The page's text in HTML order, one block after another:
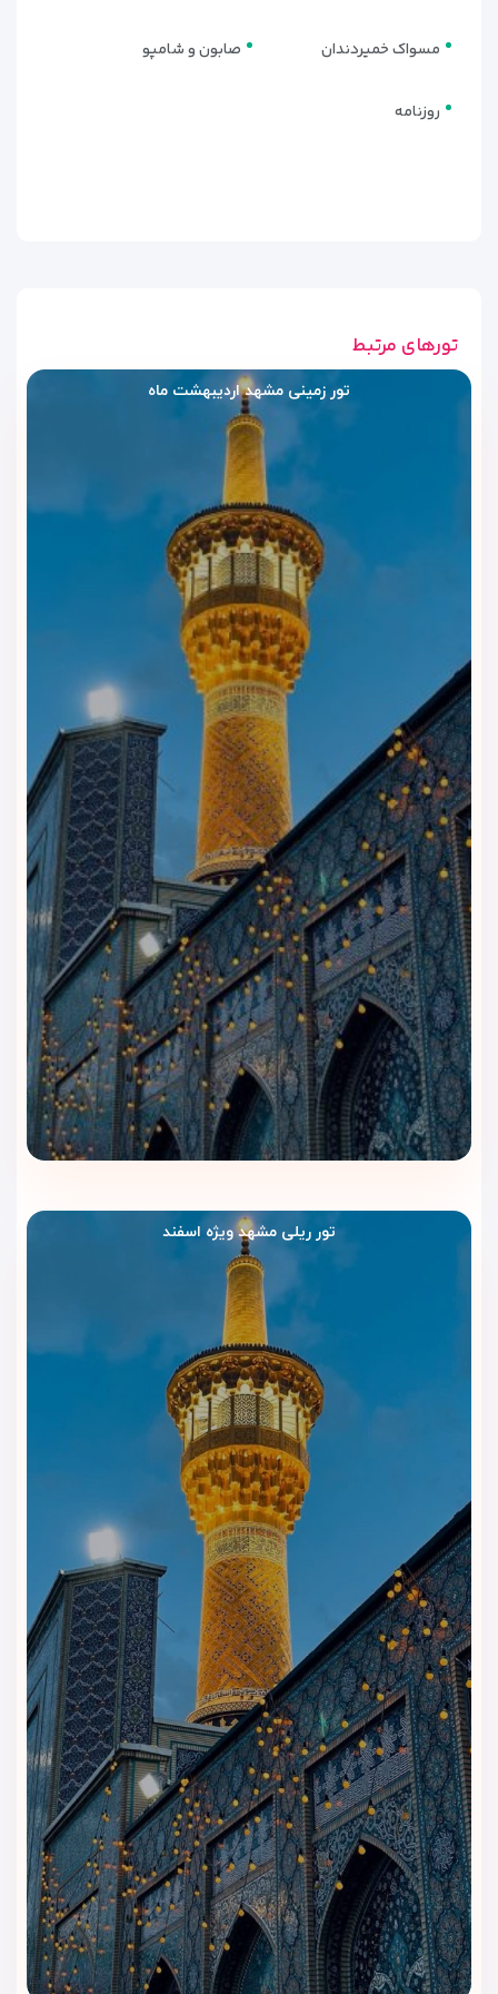
کافی‌شاپ هتل نیلی
در کنار رستوران، کافی‌شاپ کوچکی نیز در
ارائه است.
امکانات رفاهی و تفریحی هتل نیلی
مشهد
امکانات عمومی
پذیرش ۲۴ ساعته، نمازخانه، صندوق امانات، پارکینگ محدود و
اینترنت رایگان در لابی از جمله خدمات عمومی هتل است.
خدمات نظافت و امنیت
اتاق‌ها به‌صورت روزانه نظافت می‌شوند. سیستم اعلام حریق،
دوربین مداربسته و ایمنی لازم در فضاهای عمومی وجود دارد.
دسترسی به تفریحات
با وجود نداشتن امکانات تفریحی داخلی، نزدیکی هتل به حرم، بازار
رضا و مراکز خرید، امکان بهره‌مندی از تفریحات شهری را فراهم کرده
است.
موقعیت مکانی مناسب فاصله کوتاه تا حرم امام رضا (ع)
قیمت مناسب مناسب برای اقامت‌های اقتصادی
نظافت مطلوب رعایت بهداشت در تمامی اتاق‌ها
کارکنان خوش‌برخورد پرسنل آموزش‌دیده و محترم
چرا هتل نیلی مشهد را از ویداگشت رزرو
کنیم؟
اگر به‌دنبال رزروهتل نیلی مشهد با بهترین قیمت و خدمات
مطمئنهستید، ویداگشت یکی از سریع‌ترین و قابل‌اعتمادترین
سامانه‌های رزرو آنلاین هتل در مشهد است. با استفاده از سیستم
رزرو هوشمند ویداگشت، می‌توانید اتاق موردنظر خود را در هتل سه
ستاره نیلی به‌راحتی و بدون واسطه رزرو کنید.
مزایای رزرو از ویداگشت:
• تضمینقیمت مناسب و بدون هزینه اضافی
مسواک خمیردندان صابون و شامپو
روزنامه
تورهای مرتبط
تور زمینی مشهد اردیبهشت ماه
تور ریلی مشهد ویژه اسفند